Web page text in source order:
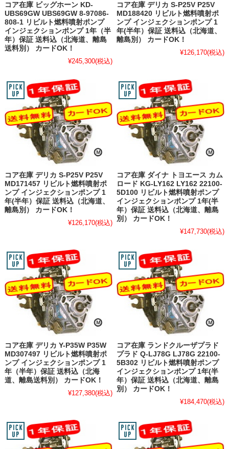
コア在庫 ビッグホーン KD-
UBS69GW UBS69GW 8-97086-
808-1 リビルト燃料噴射ポンプ
インジェクションポンプ 1年（半
年）保証 送料込（北海道、離島
送料別） カードOK！
¥245,300(税込)
コア在庫 デリカ S-P25V P25V
MD188420 リビルト燃料噴射ポ
ンプ インジェクションポンプ 1
年(半年）保証 送料込（北海道、
離島別） カードOK！
¥126,170(税込)
コア在庫 デリカ S-P25V P25V
MD171457 リビルト燃料噴射ポ
ンプ インジェクションポンプ 1
年(半年）保証 送料込（北海道、
離島別） カードOK！
¥126,170(税込)
コア在庫 ダイナ トヨエース カム
ロード KG-LY162 LY162 22100-
5D100 リビルト燃料噴射ポンプ
インジェクションポンプ 1年(半
年）保証 送料込（北海道、離島
別） カードOK！
¥147,730(税込)
コア在庫 デリカ Y-P35W P35W
MD307497 リビルト燃料噴射ポ
ンプ インジェクションポンプ 1
年（半年）保証 送料込（北海
道、離島送料別） カードOK！
¥127,380(税込)
コア在庫 ランドクルーザプラド
プラド Q-LJ78G LJ78G 22100-
5B302 リビルト燃料噴射ポンプ
インジェクションポンプ 1年(半
年）保証 送料込（北海道、離島
別） カードOK！
¥184,470(税込)